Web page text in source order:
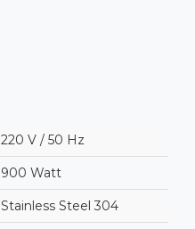
220 V / 50 Hz
900 Watt
Stainless Steel 304